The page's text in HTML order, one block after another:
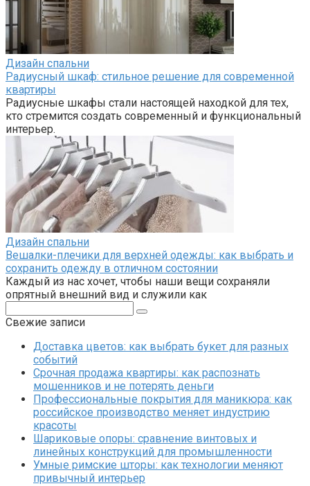
Дизайн спальни
Радиусный шкаф: стильное решение для современной
квартиры
Радиусные шкафы стали настоящей находкой для тех,
кто стремится создать современный и функциональный
интерьер.
Дизайн спальни
Вешалки-плечики для верхней одежды: как выбрать и
сохранить одежду в отличном состоянии
Каждый из нас хочет, чтобы наши вещи сохраняли
опрятный внешний вид и служили как
Свежие записи
Доставка цветов: как выбрать букет для разных
событий
Срочная продажа квартиры: как распознать
мошенников и не потерять деньги
Профессиональные покрытия для маникюра: как
российское производство меняет индустрию
красоты
Шариковые опоры: сравнение винтовых и
линейных конструкций для промышленности
Умные римские шторы: как технологии меняют
привычный интерьер